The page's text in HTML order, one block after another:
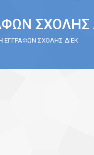
ΣΧΟΛΗΣ
ΕΓΓΡΑΦΩΝ ΣΧΟΛΗΣ ΔΙΕΚ